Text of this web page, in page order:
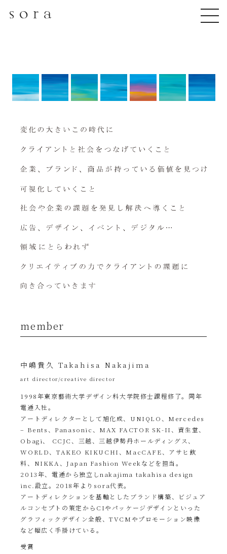
member
中嶋貴久 Takahisa Nakajima
art director/creative director
1998年東京藝術大学デザイン科大学院修士課程修了。同年
電通入社。
アートディレクターとして旭化成、UNIQLO、Mercedes
– Bents、Panasonic、MAX FACTOR SK-II、資生堂、
Obagi、 CCJC、三越、三越伊勢丹ホールディングス、
WORLD、TAKEO KIKUCHI、MacCAFE、アサヒ飲
料、NIKKA、Japan Fashion Weekなどを担当。
2013年、電通から独立しnakajima takahisa design
inc.設立。2018年よりsora代表。
アートディレクションを基軸としたブランド構築、ビジュア
ルコンセプトの策定からCIやパッケージデザインといった
グラフィックデザイン全般、TVCMやプロモーション映像
など幅広く手掛けている。
受賞